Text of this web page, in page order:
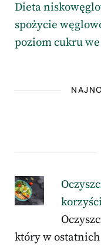
Dieta
spożycie
poziom cukru
który w